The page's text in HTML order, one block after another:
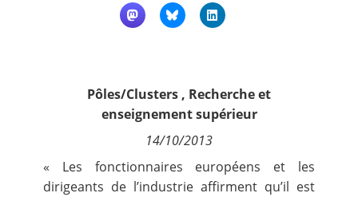
Pôles/Clusters , Recherche et
enseignement supérieur
14/10/2013
« Les fonctionnaires européens et les
dirigeants de l’industrie affirment qu’il est